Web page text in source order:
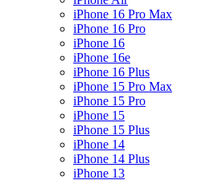
iPhone 16 Pro Max
iPhone 16 Pro
iPhone 16
iPhone 16e
iPhone 16 Plus
iPhone 15 Pro Max
iPhone 15 Pro
iPhone 15
iPhone 15 Plus
iPhone 14
iPhone 14 Plus
iPhone 13